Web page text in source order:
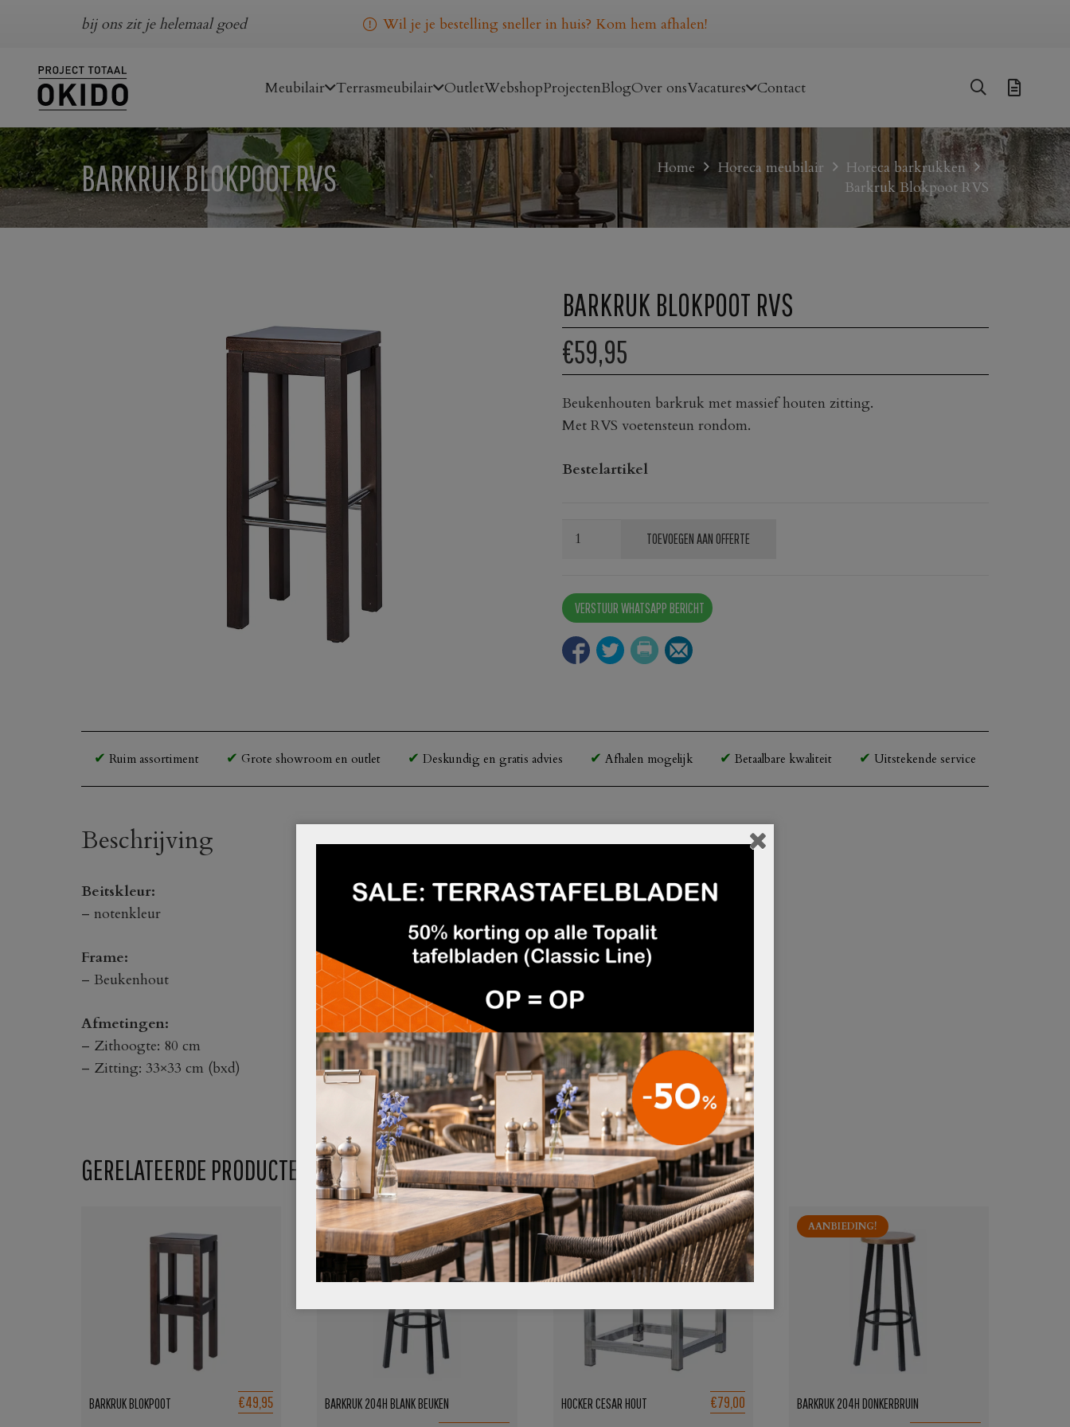
bij ons zit je helemaal goed Wil je je bestelling sneller in huis? Kom hem afhalen!
Meubilair Terrasmeubilair OutletWebshopProjectenBlogOver onsVacatures Contact
BARKRUK BLOKPOOT RVS Home Horeca meubilair
Horeca barkrukken
Barkruk Blokpoot RVS
BARKRUK BLOKPOOT RVS
€59,95
Beukenhouten barkruk met massief houten zitting.
Met RVS voetensteun rondom.
Bestelartikel
Barkruk
aantal
TOEVOEGEN AAN OFFERTE
VERSTUUR WHATSAPP BERICHT
Ruim assortiment Grote showroom en outlet Deskundig en gratis advies Afhalen mogelijk Betaalbare kwaliteit Uitstekende service
Beschrijving
Beitskleur:
– notenkleur
Frame:
– Beukenhout
Afmetingen:
– Zithoogte: 80 cm
– Zitting: 33×33 cm (bxd)
GERELATEERDE PRODUCTEN
BARKRUK BLOKPOOT €49,95
AANBIEDING!
BARKRUK 204H BLANK BEUKEN HOCKER CESAR HOUT €79,00
AANBIEDING!
BARKRUK 204H DONKERBRUIN